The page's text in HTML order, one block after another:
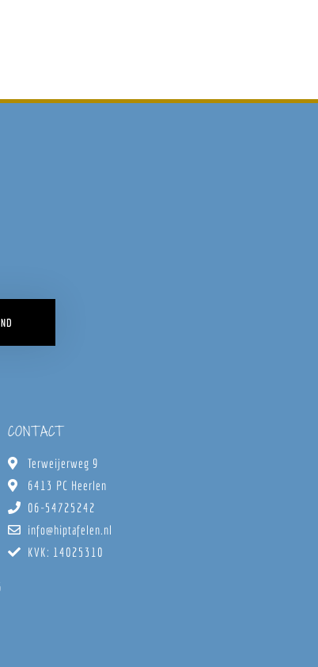
CONTACT
Terweijerweg 9
6413 PC Heerlen
06-54725242
info@hiptafelen.nl
KVK: 14025310